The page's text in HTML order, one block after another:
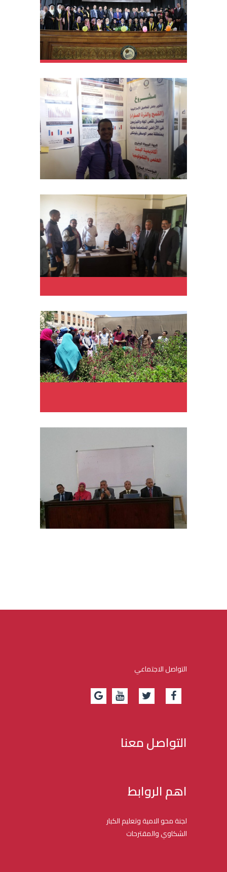
التواصل الاجتماعي
التواصل معنا
اهم الروابط
لجنة محو الامية وتعليم الكبار
الشكاوي والمقترحات